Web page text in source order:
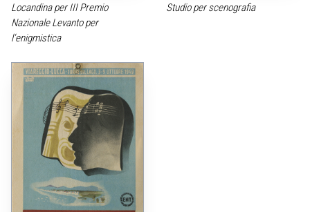
Locandina per III Premio
Nazionale Levanto per
l‘enigmistica
Studio per scenografia